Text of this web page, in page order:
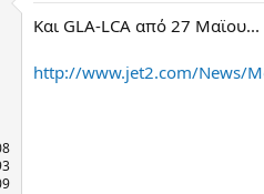
Kαι GLA-LCA από 27 Μαϊου...
http://www.jet2.com/News/